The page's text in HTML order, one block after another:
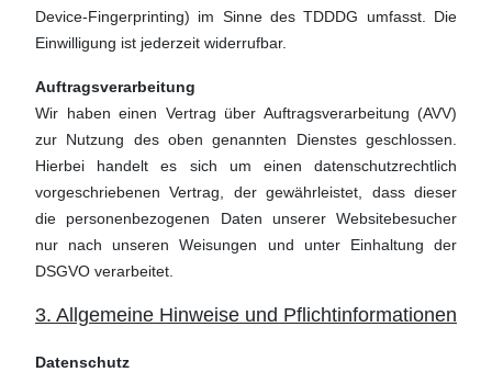
Device-Fingerprinting) im Sinne des TDDDG umfasst. Die
Einwilligung ist jederzeit widerrufbar.
Auftragsverarbeitung
Wir haben einen Vertrag über Auftragsverarbeitung (AVV)
zur Nutzung des oben genannten Dienstes geschlossen.
Hierbei handelt es sich um einen datenschutzrechtlich
vorgeschriebenen Vertrag, der gewährleistet, dass dieser
die personenbezogenen Daten unserer Websitebesucher
nur nach unseren Weisungen und unter Einhaltung der
DSGVO verarbeitet.
3. Allgemeine Hinweise und Pflichtinformationen
Datenschutz